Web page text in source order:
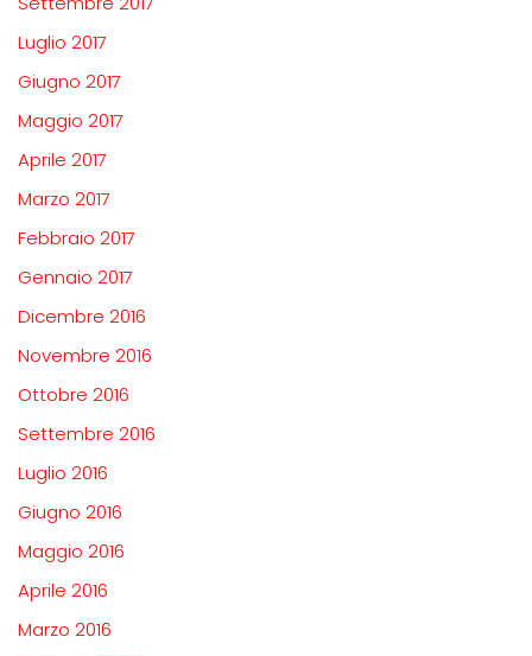
Luglio 2017
Giugno 2017
Maggio 2017
Aprile 2017
Marzo 2017
Febbraio 2017
Gennaio 2017
Dicembre 2016
Novembre 2016
Ottobre 2016
Settembre 2016
Luglio 2016
Giugno 2016
Maggio 2016
Aprile 2016
Marzo 2016